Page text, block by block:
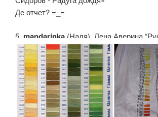
Де отчет? =_=
5. mandarinka (Надя). Лена Аверина